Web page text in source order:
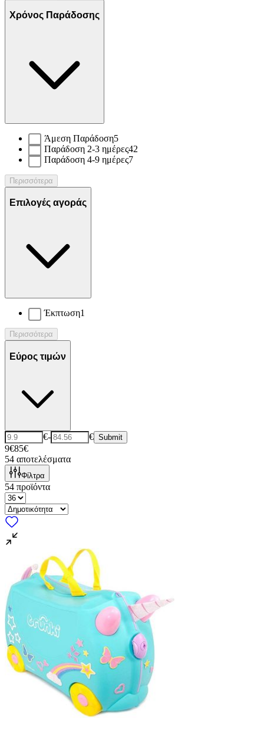
Χρόνος Παράδοσης
Άμεση Παράδοση5
Παράδοση 2-3 ημέρες42
Παράδοση 4-9 ημέρες7
Περισσότερα
Επιλογές αγοράς
Έκπτωση1
Περισσότερα
Εύρος τιμών
€- € Submit
9€85€
54 αποτελέσματα
Φίλτρα
54 προϊόντα